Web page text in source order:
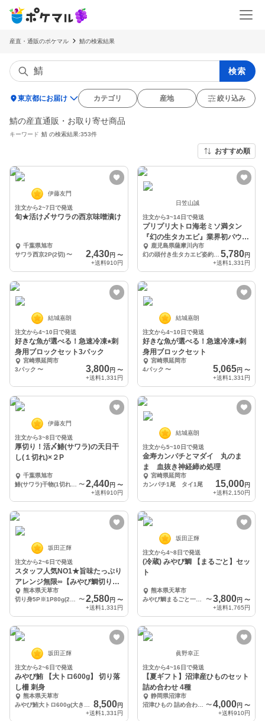
産直・通販のポケマル 鯖の検索結果
検索
location_on東京都にお届け カテゴリ 産地 絞り込み
鯖の産直通販・お取り寄せ商品
キーワード 鯖 の検索結果:353件
おすすめ順
伊藤友門
注文から2~7日で発送
旬★活け〆サワラの西京味噌漬け
千葉県旭市
サワラ西京2P(2切)〜 2,430円 〜
+送料910円
日笠山誠
注文から3~14日で発送
プリプリ大トロ海老ミソ満タン
『幻の生タカエビ』業界初パウダ
ースノー冷凍
鹿児島県薩摩川内市
幻の頭付き生タカエビ姿約500g
5,780円
+送料1,331円
結城嘉朗
注文から4~10日で発送
好きな魚が選べる！急速冷凍⭐︎刺
身用ブロックセット3パック
宮崎県延岡市
3パック 〜 3,800円 〜
+送料1,331円
結城嘉朗
注文から4~10日で発送
好きな魚が選べる！急速冷凍⭐︎刺
身用ブロックセット
宮崎県延岡市
4パック 〜 5,065円 〜
+送料1,331円
伊藤友門
注文から3~8日で発送
厚切り！活〆鰆(サワラ)の天日干
し(１切れ)×２P
千葉県旭市
〜 2,440円 〜
+送料910円
結城嘉朗
注文から5~10日で発送
金寿カンパチとマダイ 丸のま
ま 血抜き神経締め処理
宮崎県延岡市
カンパチ1尾 タイ1尾
15,000円
+送料2,150円
坂田正輝
注文から2~6日で発送
スタッフ人気NO1★旨味たっぷり
アレンジ無限∞【みやび鯛切り
身】熊本県天草市
〜 2,580円 〜
+送料1,331円
坂田正輝
注文から4~8日で発送
(冷蔵) みやび鯛 【まるごと】セッ
ト
熊本県天草市
みやび鯛まるごと一尾(約２kgサイズ)
〜3,800円 〜
+送料1,765円
坂田正輝
注文から2~6日で発送
みやび鮪 【大トロ600g】 切り落
し柵 刺身
熊本県天草市
8,500円
+送料1,331円
眞野幸正
注文から4~16日で発送
【夏ギフト】沼津産ひものセット
詰め合わせ 4種
静岡県沼津市
沼津ひもの 詰め合わせ 4種
〜4,000円 〜
+送料910円